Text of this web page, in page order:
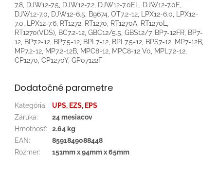
7.8, DJW12-7.5, DJW12-7.2, DJW12-7.0EL, DJW12-7.0E,
DJW12-7.0, DJW12-6.5, B9674, OT7.2-12, LPX12-6.0, LPX12-
7.0, LPX12-7.6, RT1272, RT1270, RT1270A, RT1270L,
RT1270(VDS), BC7.2-12, GBC12/5.5, GBS12/7, BP7-12FR, BP7-
12, BP7.2-12, BP7.5-12, BPL7-12, BPL7.5-12, BPS7-12, MP7-12B,
MP7.2-12, MP7.2-12B, MPC8-12, MPC8-12 V0, MPL7.2-12,
CP1270, CP1270Y, GP07122F
Dodatočné parametre
Kategória:
UPS, EZS, EPS
Záruka:
24 mesiacov
Hmotnosť:
2.64 kg
EAN:
8591849088448
Rozmer: 151mm x 94mm x 65mm